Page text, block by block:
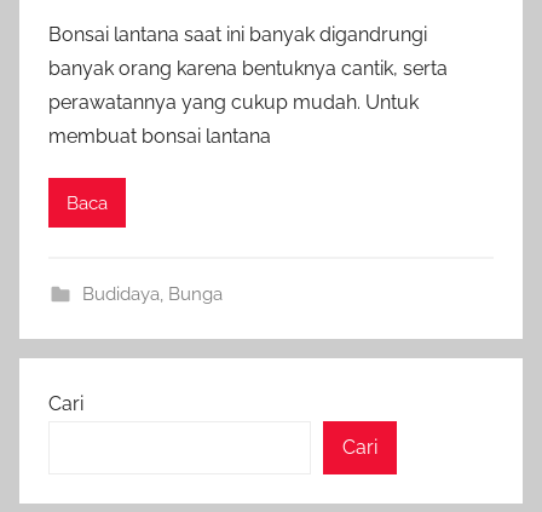
Bonsai lantana saat ini banyak digandrungi
banyak orang karena bentuknya cantik, serta
perawatannya yang cukup mudah. Untuk
membuat bonsai lantana
Baca
Budidaya, Bunga
Cari
Cari